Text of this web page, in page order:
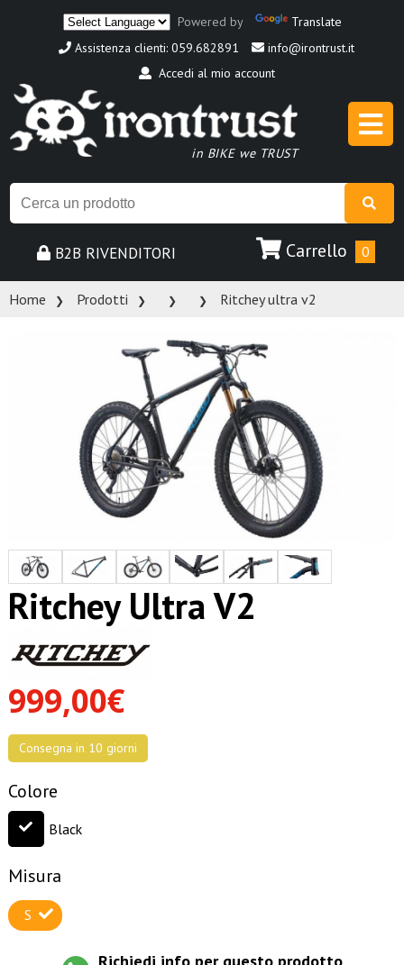
Powered by
Translate
Assistenza clienti: 059.682891
info@irontrust.it
Accedi al mio account
in BIKE we TRUST
B2B RIVENDITORI Carrello 0
Home Prodotti Ritchey ultra v2
Ritchey Ultra V2
999,00€
Consegna in 10 giorni
Colore
Black
Misura
S